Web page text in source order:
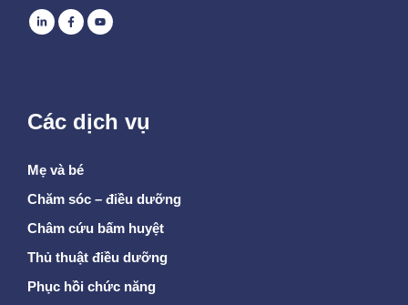
Các dịch vụ
Mẹ và bé
Chăm sóc – điều dưỡng
Châm cứu bấm huyệt
Thủ thuật điều dưỡng
Phục hồi chức năng